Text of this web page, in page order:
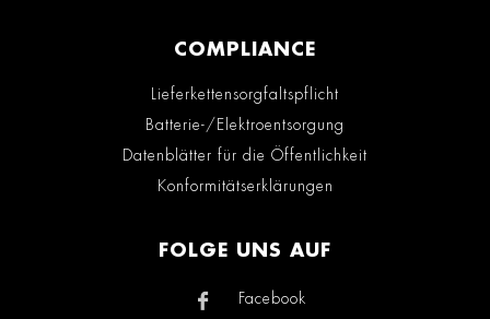
COMPLIANCE
Lieferkettensorgfaltspflicht
Batterie-/Elektroentsorgung
Datenblätter für die Öffentlichkeit
Konformitätserklärungen
FOLGE UNS AUF
Facebook